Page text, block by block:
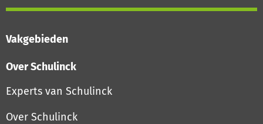
Vakgebieden
Over Schulinck
Experts van Schulinck
Over Schulinck